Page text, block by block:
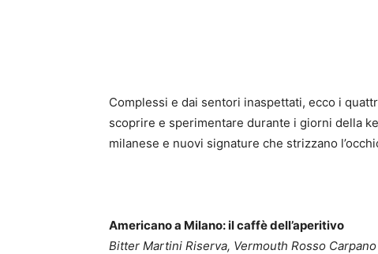
Complessi e dai sentori inaspettati, ecco i
scoprire e sperimentare durante i giorni della
milanese e nuovi signature che strizzano
Americano a Milano: il caffè dell’aperitivo
Bitter Martini Riserva, Vermouth Rosso